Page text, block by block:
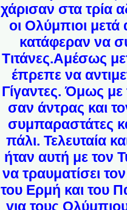
χάρισαν στα τρία
οι Ολύμπιοι
κατάφεραν να
Τιτάνες.Αμέσως
έπρεπε να
Γίγαντες. Όμως
σαν άντρας και
συμπαραστάτες
πάλι. Τελευταία
ήταν αυτή με τον
να τραυματίσει
του Ερμή και του
για τους